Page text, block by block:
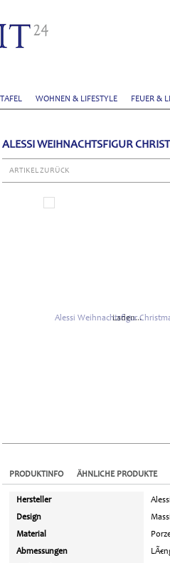
WOHNEN & LIFESTYLE FEUER &
ALESSI WEIHNACHTSFIGUR
ARTIKEL ZURÜCK
Laden...
PRODUKTINFO ÄHNLICHE PRODUKTE
Hersteller
Design
Material
Abmessungen